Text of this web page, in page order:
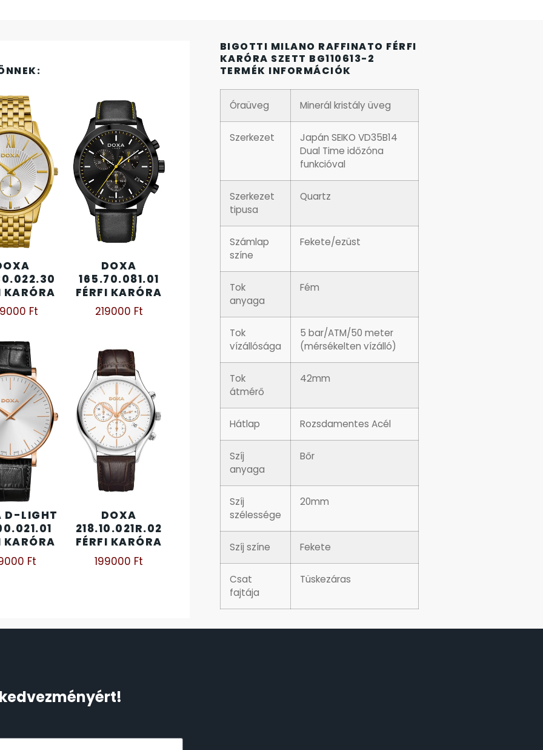
KARÓRA
Ft
DOXA
165.70.081.01
FÉRFI KARÓRA
219000 Ft
D-LIGHT
KARÓRA
Ft
DOXA
218.10.021R.02
FÉRFI KARÓRA
199000 Ft
BIGOTTI MILANO RAFFINATO FÉRFI
KARÓRA SZETT BG110613-2
TERMÉK INFORMÁCIÓK
Óraüveg Minerál kristály üveg
Szerkezet
Japán SEIKO VD35B14
Dual Time időzóna
funkcióval
Szerkezet
tipusa
Quartz
Számlap
színe
Fekete/ezüst
Tok
anyaga
Fém
Tok
vízállósága
5 bar/ATM/50 meter
(mérsékelten vízálló)
Tok
átmérő
42mm
Hátlap Rozsdamentes Acél
Szíj
anyaga
Bőr
Szíj
szélessége
20mm
Szíj színe Fekete
Csat
fajtája
Tüskezáras